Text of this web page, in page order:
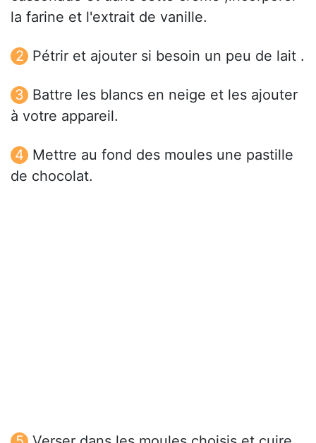
la farine et l'extrait de vanille.
Pétrir et ajouter si besoin un peu de lait .
Battre les blancs en neige et les ajouter
à votre appareil.
Mettre au fond des moules une pastille
de chocolat.